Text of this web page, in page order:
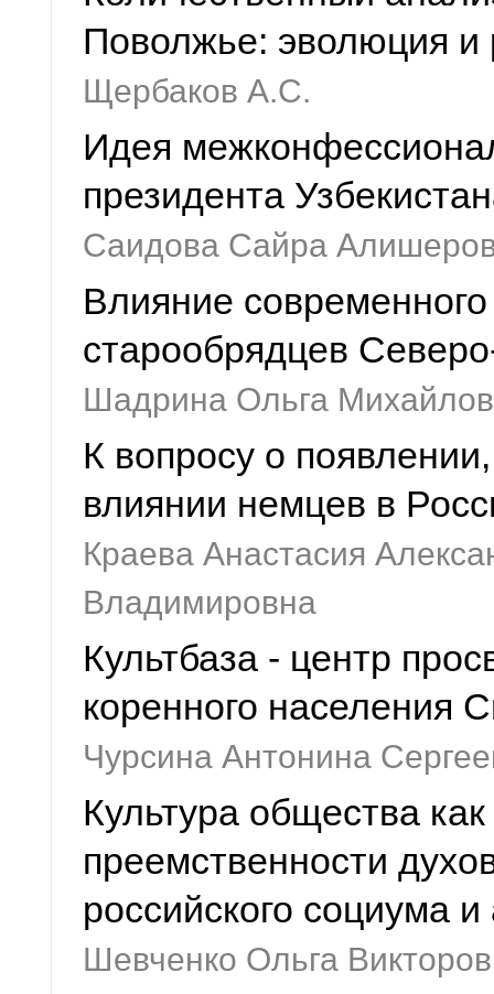
Поволжье: эволюция и
Щербаков А.С.
Идея
президента
Саидова Сайра
Влияние
старообрядцев
Шадрина Ольга
К вопросу о
влиянии немцев в
Краева Анастасия
Владимировна
Культбаза - центр
коренного населения
Чурсина Антонина
Культура общества
преемственности
российского социума
Шевченко Ольга